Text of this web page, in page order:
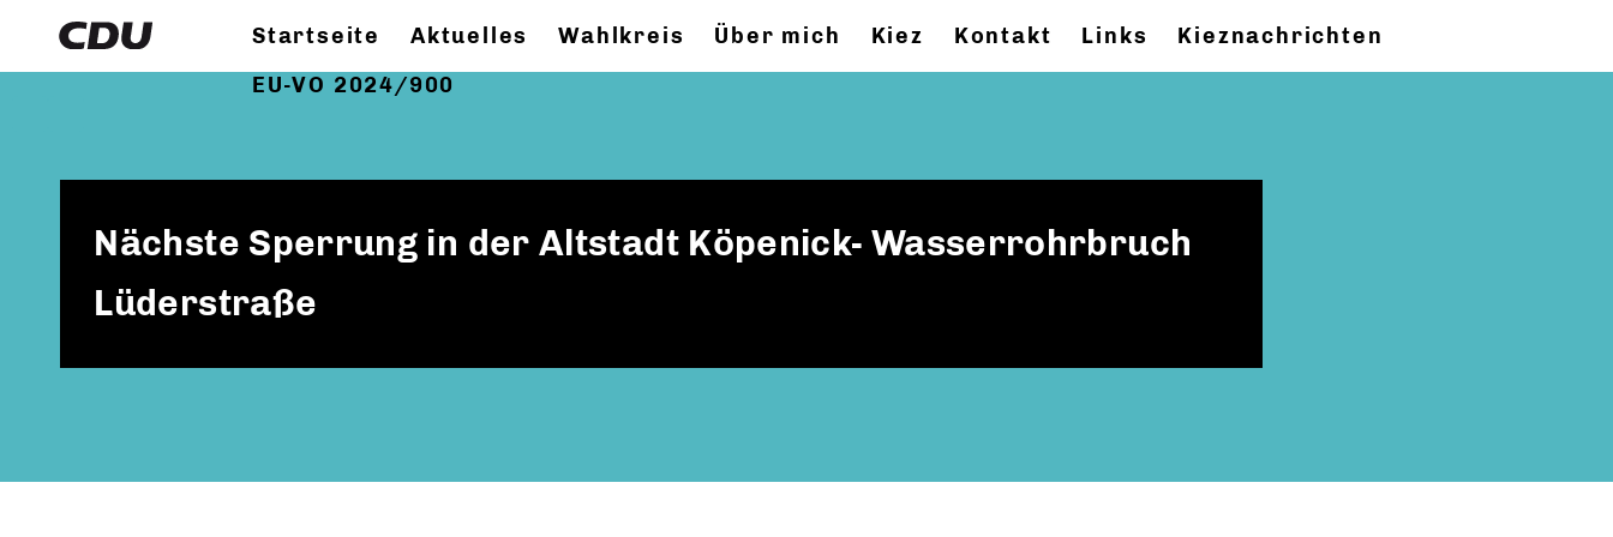
Startseite Aktuelles Wahlkreis Über mich Kiez Kontakt Links
Kieznachrichten
EU-VO 2024/900
Nächste Sperrung in der Altstadt Köpenick- Wasserrohrbruch
Lüderstraße